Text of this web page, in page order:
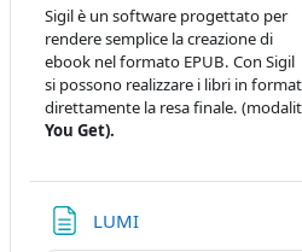
Sigil è un software progettato per
rendere semplice la creazione di
ebook nel formato EPUB. Con Sigil
si possono realizzare i libri in
direttamente la resa finale.
You Get).
LUMIPagina